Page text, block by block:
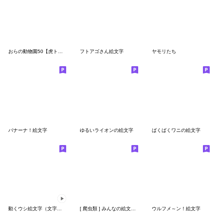
おらの動物園50【虎トラ1】 フトアゴさん絵文字 ヤモリたち
バナーナ！絵文字 ゆるいライオンの絵文字 ばくばくワニの絵文字
ウルフメ～ン！絵文字